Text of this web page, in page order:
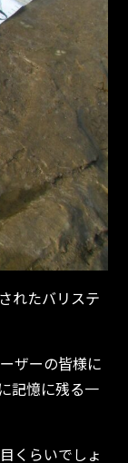
れたバリステ
ザーの皆様に
記憶に残る一
くらいでしょ